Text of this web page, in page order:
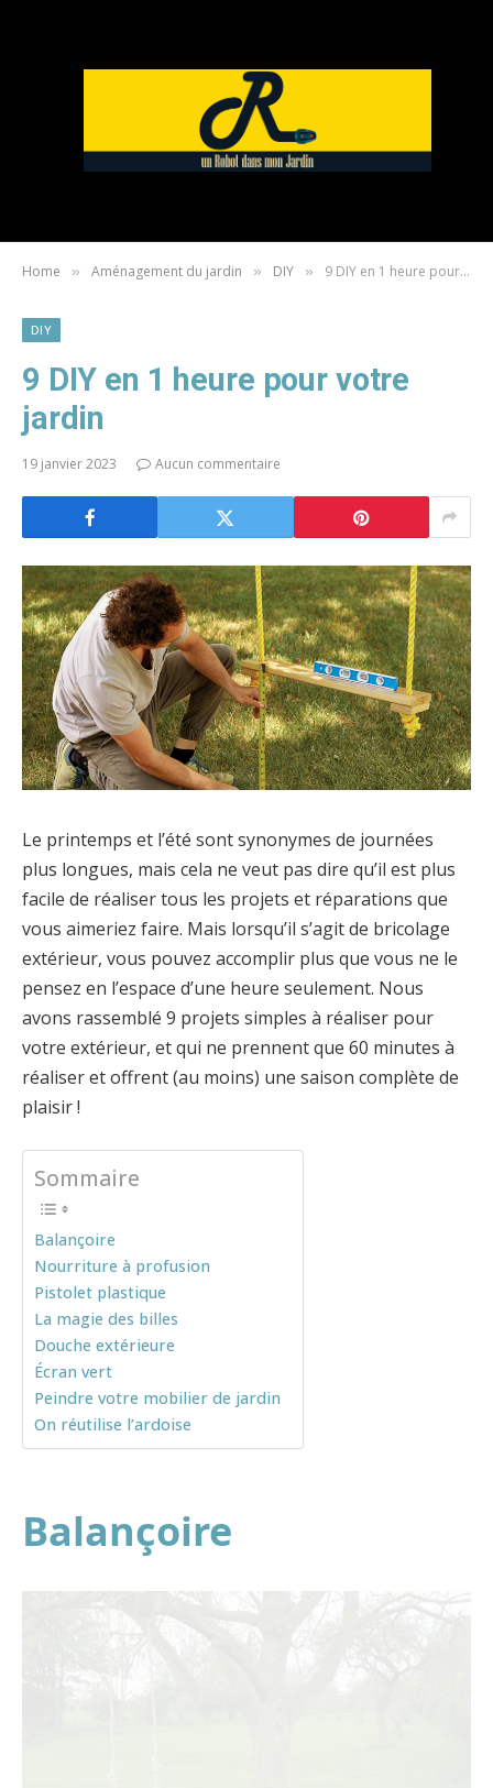
Home » Aménagement du jardin » DIY » 9 DIY en 1 heure pour votre jardin
DIY
9 DIY en 1 heure pour votre
jardin
19 janvier 2023 Aucun commentaire
Le printemps et l’été sont synonymes de journées
plus longues, mais cela ne veut pas dire qu’il est plus
facile de réaliser tous les projets et réparations que
vous aimeriez faire. Mais lorsqu’il s’agit de bricolage
extérieur, vous pouvez accomplir plus que vous ne le
pensez en l’espace d’une heure seulement. Nous
avons rassemblé 9 projets simples à réaliser pour
votre extérieur, et qui ne prennent que 60 minutes à
réaliser et offrent (au moins) une saison complète de
plaisir !
Sommaire
Balançoire
Nourriture à profusion
Pistolet plastique
La magie des billes
Douche extérieure
Écran vert
Peindre votre mobilier de jardin
On réutilise l’ardoise
Balançoire